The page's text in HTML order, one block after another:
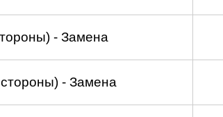
- Замена
- Замена